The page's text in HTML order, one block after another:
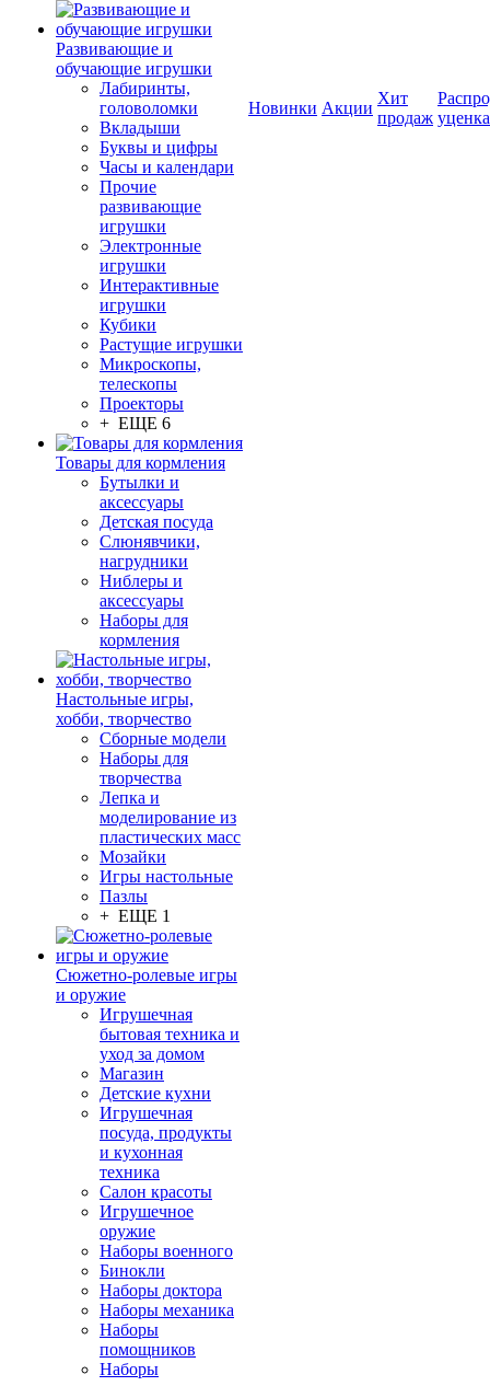
Развивающие и
обучающие игрушки
Лабиринты,
головоломки
Вкладыши
Буквы и цифры
Часы и календари
Прочие
развивающие
игрушки
Электронные
игрушки
Интерактивные
игрушки
Кубики
Растущие игрушки
Микроскопы,
телескопы
Проекторы
+ ЕЩЕ 6
Товары для кормления
Бутылки и
аксессуары
Детская посуда
Слюнявчики,
нагрудники
Ниблеры и
аксессуары
Наборы для
кормления
Настольные игры,
хобби, творчество
Сборные модели
Наборы для
творчества
Лепка и
моделирование из
пластических масс
Мозайки
Игры настольные
Пазлы
+ ЕЩЕ 1
Сюжетно-ролевые игры
и оружие
Игрушечная
бытовая техника и
уход за домом
Магазин
Детские кухни
Игрушечная
посуда, продукты
и кухонная
техника
Салон красоты
Игрушечное
оружие
Наборы военного
Бинокли
Наборы доктора
Наборы механика
Наборы
помощников
Наборы
Новинки Акции
Хит
продаж уценка